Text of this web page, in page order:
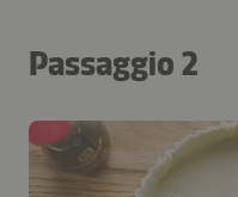
Passaggio 2